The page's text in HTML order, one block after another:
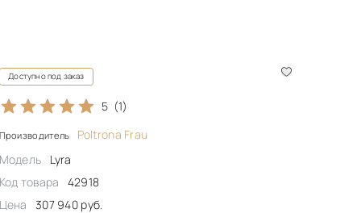
Доступно под заказ
5 (1)
Производитель
Poltrona Frau
Модель
Lyra
Код товара
42918
Цена
307 940 руб.